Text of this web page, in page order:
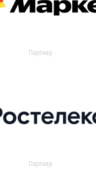
Партнер
Партнер